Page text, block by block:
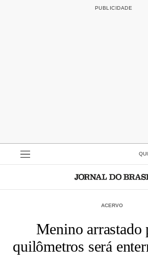
ACERVO
Menino arrastado
quilômetros será